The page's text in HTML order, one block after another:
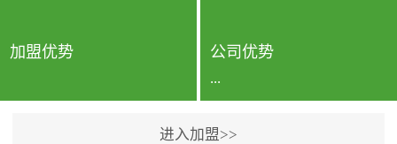
加盟优势 公司优势
...
进入加盟>>